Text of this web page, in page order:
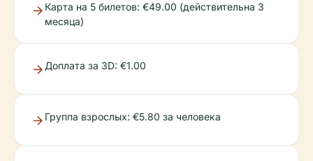
Карта на 5 билетов: €49.00 (действительна 3
месяца)
Доплата за 3D: €1.00
Группа взрослых: €5.80 за человека